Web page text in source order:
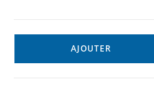
AJOUTER